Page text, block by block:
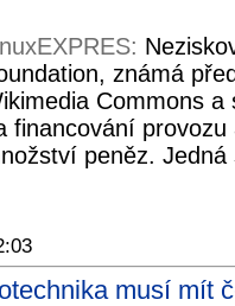
známá
Commons
financování
peněz.
musí mít